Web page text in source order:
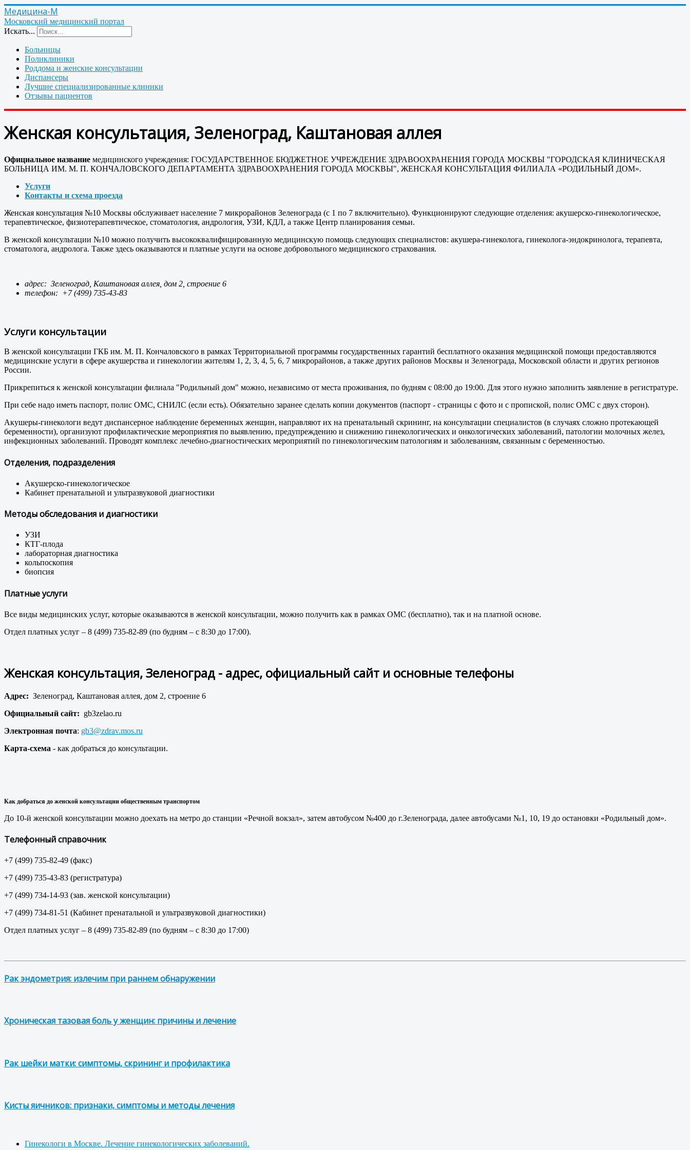
Медицина-М
Московский медицинский портал
Искать...
Больницы
Поликлиники
Роддома и женские консультации
Диспансеры
Лучшие специализированные клиники
Отзывы пациентов
Женская консультация, Зеленоград, Каштановая аллея
Официальное название медицинского учреждения: ГОСУДАРСТВЕННОЕ БЮДЖЕТНОЕ УЧРЕЖДЕНИЕ ЗДРАВООХРАНЕНИЯ ГОРОДА МОСКВЫ "ГОРОДСКАЯ КЛИНИЧЕСКАЯ
БОЛЬНИЦА ИМ. М. П. КОНЧАЛОВСКОГО ДЕПАРТАМЕНТА ЗДРАВООХРАНЕНИЯ ГОРОДА МОСКВЫ", ЖЕНСКАЯ КОНСУЛЬТАЦИЯ ФИЛИАЛА «РОДИЛЬНЫЙ ДОМ».
Услуги
Контакты и схема проезда
Женская консультация №10 Москвы обслуживает население 7 микрорайонов Зеленограда (с 1 по 7 включительно). Функционируют следующие отделения: акушерско-гинекологическое,
терапевтическое, физиотерапевтическое, стоматология, андрология, УЗИ, КДЛ, а также Центр планирования семьи.
В женской консультации №10 можно получить высококвалифицированную медицинскую помощь следующих специалистов: акушера-гинеколога, гинеколога-эндокринолога, терапевта,
стоматолога, андролога. Также здесь оказываются и платные услуги на основе добровольного медицинского страхования.
адрес: Зеленоград, Каштановая аллея, дом 2, строение 6
телефон: +7 (499) 735-43-83
Услуги консультации
В женской консультации ГКБ им. М. П. Кончаловского в рамках Территориальной программы государственных гарантий бесплатного оказания медицинской помощи предоставляются
медицинские услуги в сфере акушерства и гинекологии жителям 1, 2, 3, 4, 5, 6, 7 микрорайонов, а также других районов Москвы и Зеленограда, Московской области и других регионов
России.
Прикрепиться к женской консультации филиала "Родильный дом" можно, независимо от места проживания, по будням с 08:00 до 19:00. Для этого нужно заполнить заявление в регистратуре.
При себе надо иметь паспорт, полис ОМС, СНИЛС (если есть). Обязательно заранее сделать копии документов (паспорт - страницы с фото и с пропиской, полис ОМС с двух сторон).
Акушеры-гинекологи ведут диспансерное наблюдение беременных женщин, направляют их на пренатальный скрининг, на консультации специалистов (в случаях сложно протекающей
беременности), организуют профилактические мероприятия по выявлению, предупреждению и снижению гинекологических и онкологических заболеваний, патологии молочных желез,
инфекционных заболеваний. Проводят комплекс лечебно-диагностических мероприятий по гинекологическим патологиям и заболеваниям, связанным с беременностью.
Отделения, подразделения
Акушерско-гинекологическое
Кабинет пренатальной и ультразвуковой диагностики
Методы обследования и диагностики
УЗИ
КТГ-плода
лабораторная диагностика
кольпоскопия
биопсия
Платные услуги
Все виды медицинских услуг, которые оказываются в женской консультации, можно получить как в рамках ОМС (бесплатно), так и на платной основе.
Отдел платных услуг – 8 (499) 735-82-89 (по будням – с 8:30 до 17:00).
Женская консультация, Зеленоград - адрес, официальный сайт и основные телефоны
Адрес: Зеленоград, Каштановая аллея, дом 2, строение 6
Официальный сайт: gb3zelao.ru
Электронная почта: gb3@zdrav.mos.ru
Карта-схема - как добраться до консультации.
Как добраться до женской консультации общественным транспортом
До 10-й женской консультации можно доехать на метро до станции «Речной вокзал», затем автобусом №400 до г.Зеленограда, далее автобусами №1, 10, 19 до остановки «Родильный дом».
Телефонный справочник
+7 (499) 735-82-49 (факс)
+7 (499) 735-43-83 (регистратура)
+7 (499) 734-14-93 (зав. женской консультации)
+7 (499) 734-81-51 (Кабинет пренатальной и ультразвуковой диагностики)
Отдел платных услуг – 8 (499) 735-82-89 (по будням – с 8:30 до 17:00)
Рак эндометрия: излечим при раннем обнаружении
Хроническая тазовая боль у женщин: причины и лечение
Рак шейки матки: симптомы, скрининг и профилактика
Кисты яичников: признаки, симптомы и методы лечения
Гинекологи в Москве. Лечение гинекологических заболеваний.